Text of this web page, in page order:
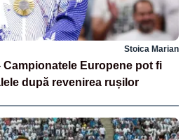
Stoica Marian
Campionatele Europene pot fi
după revenirea rușilor